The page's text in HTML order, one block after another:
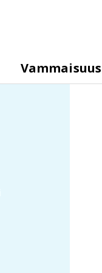
Vammaisuus